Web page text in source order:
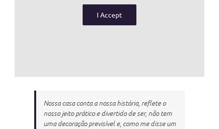
I Accept
Nossa casa conta a nossa história, reflete o
nosso jeito prático e divertido de ser, não tem
uma decoração previsível e, como me disse um